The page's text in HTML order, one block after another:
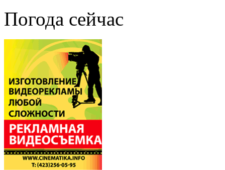
Погода сейчас